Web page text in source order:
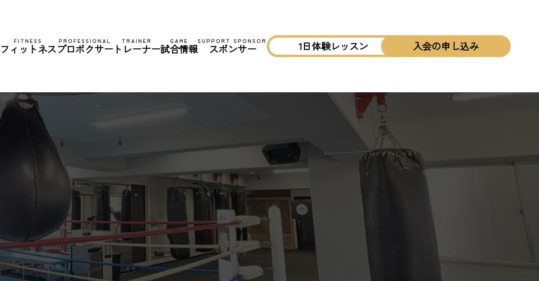
FITNESS
フィットネス
PROFESSIONAL
プロボクサー
TRAINER
トレーナー
GAME
試合情報
SUPPORT SPONSOR
スポンサー 1日体験レッスン 入会の申し込み